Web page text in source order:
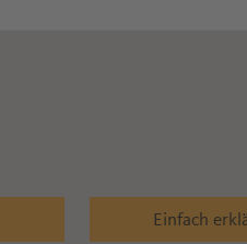
Einfach